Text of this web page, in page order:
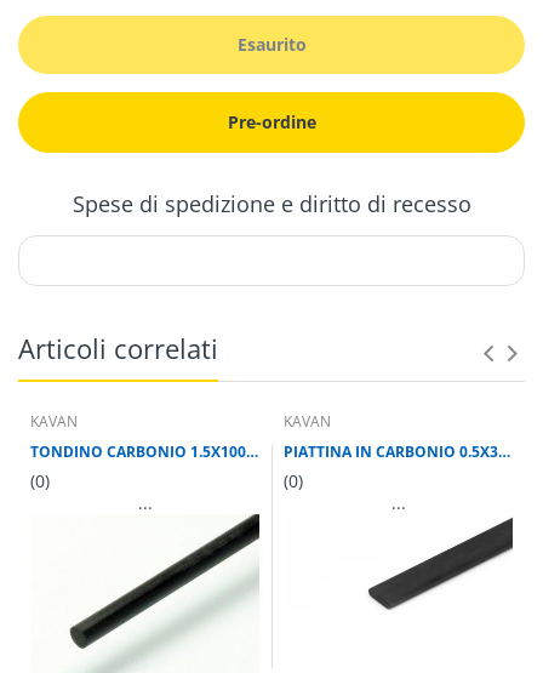
Esaurito
Pre-ordine
Spese di spedizione e diritto di recesso
Articoli correlati
KAVAN
TONDINO CARBONIO 1.5X1000 mm
(0)
...
KAVAN
PIATTINA IN CARBONIO 0.5X3X1000 mm
(0)
...